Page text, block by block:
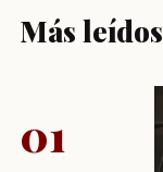
Más leídos
01